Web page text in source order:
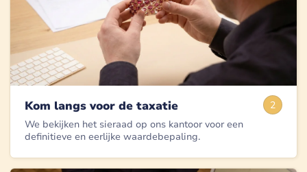
2
Kom langs voor de taxatie
We bekijken het sieraad op ons kantoor voor een
definitieve en eerlijke waardebepaling.